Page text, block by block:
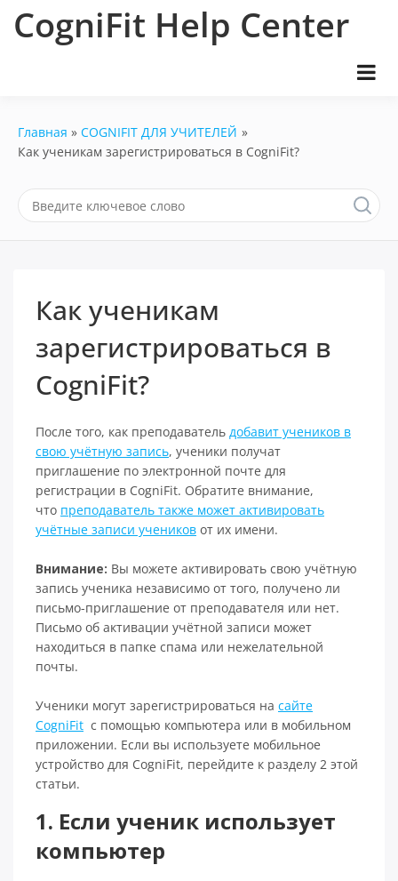
содержимому
CogniFit Help Center
Главная
COGNIFIT ДЛЯ УЧИТЕЛЕЙ
Как ученикам зарегистрироваться в CogniFit?
Как ученикам
зарегистрироваться в
CogniFit?
После того, как преподаватель добавит учеников в
свою учётную запись, ученики получат
приглашение по электронной почте для
регистрации в CogniFit. Обратите внимание,
что преподаватель также может активировать
учётные записи учеников от их имени.
Внимание: Вы можете активировать свою учётную
запись ученика независимо от того, получено ли
письмо-приглашение от преподавателя или нет.
Письмо об активации учётной записи может
находиться в папке спама или нежелательной
почты.
Ученики могут зарегистрироваться на сайте
CogniFit с помощью компьютера или в мобильном
приложении. Если вы используете мобильное
устройство для CogniFit, перейдите к разделу 2 этой
статьи.
1. Если ученик использует
компьютер